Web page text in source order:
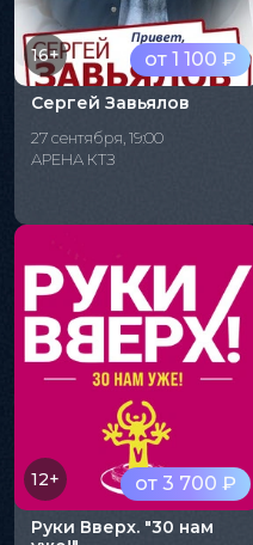
от 1 100 ₽
16+
Сергей Завьялов
27 сентября, 19:00
АРЕНА КТЗ
от 3 700 ₽
12+
Руки Вверх. "30 нам